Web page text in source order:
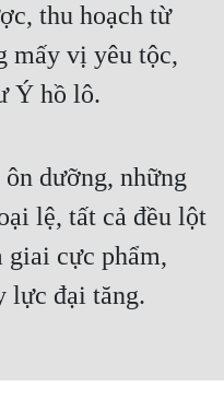
thu hoạch từ
mấy vị yêu tộc,
Ý hồ lô.
dưỡng, những
lệ, tất cả đều lột
giai cực phẩm,
lực đại tăng.